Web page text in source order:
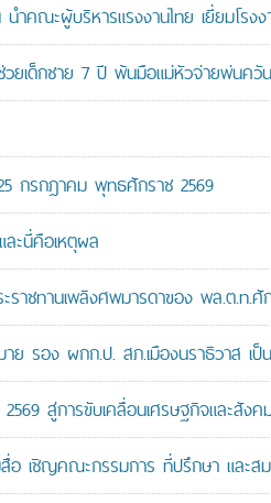
คณะผู้บริหารแรงงานไทย เยี่ยมโรงง
ยเด็กชาย 7 ปี พ้นมือแม่หัวจ่ายพ่นควัน
กรกฎาคม พุทธศักราช 2569
ะนี่คือเหตุผล
าชทานเพลิงศพมารดาของ พล.ต.ท.
ย รอง ผกก.ป. สภ.เมืองนราธิวาส เ
สู่การขับเคลื่อนเศรษฐกิจและสัง
เชิญคณะกรรมการ ที่ปรึกษา และส